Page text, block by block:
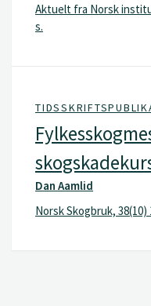
Aktuelt fra Norsk
s.
Dan Aamlid
Norsk Skogbruk, 38(10)